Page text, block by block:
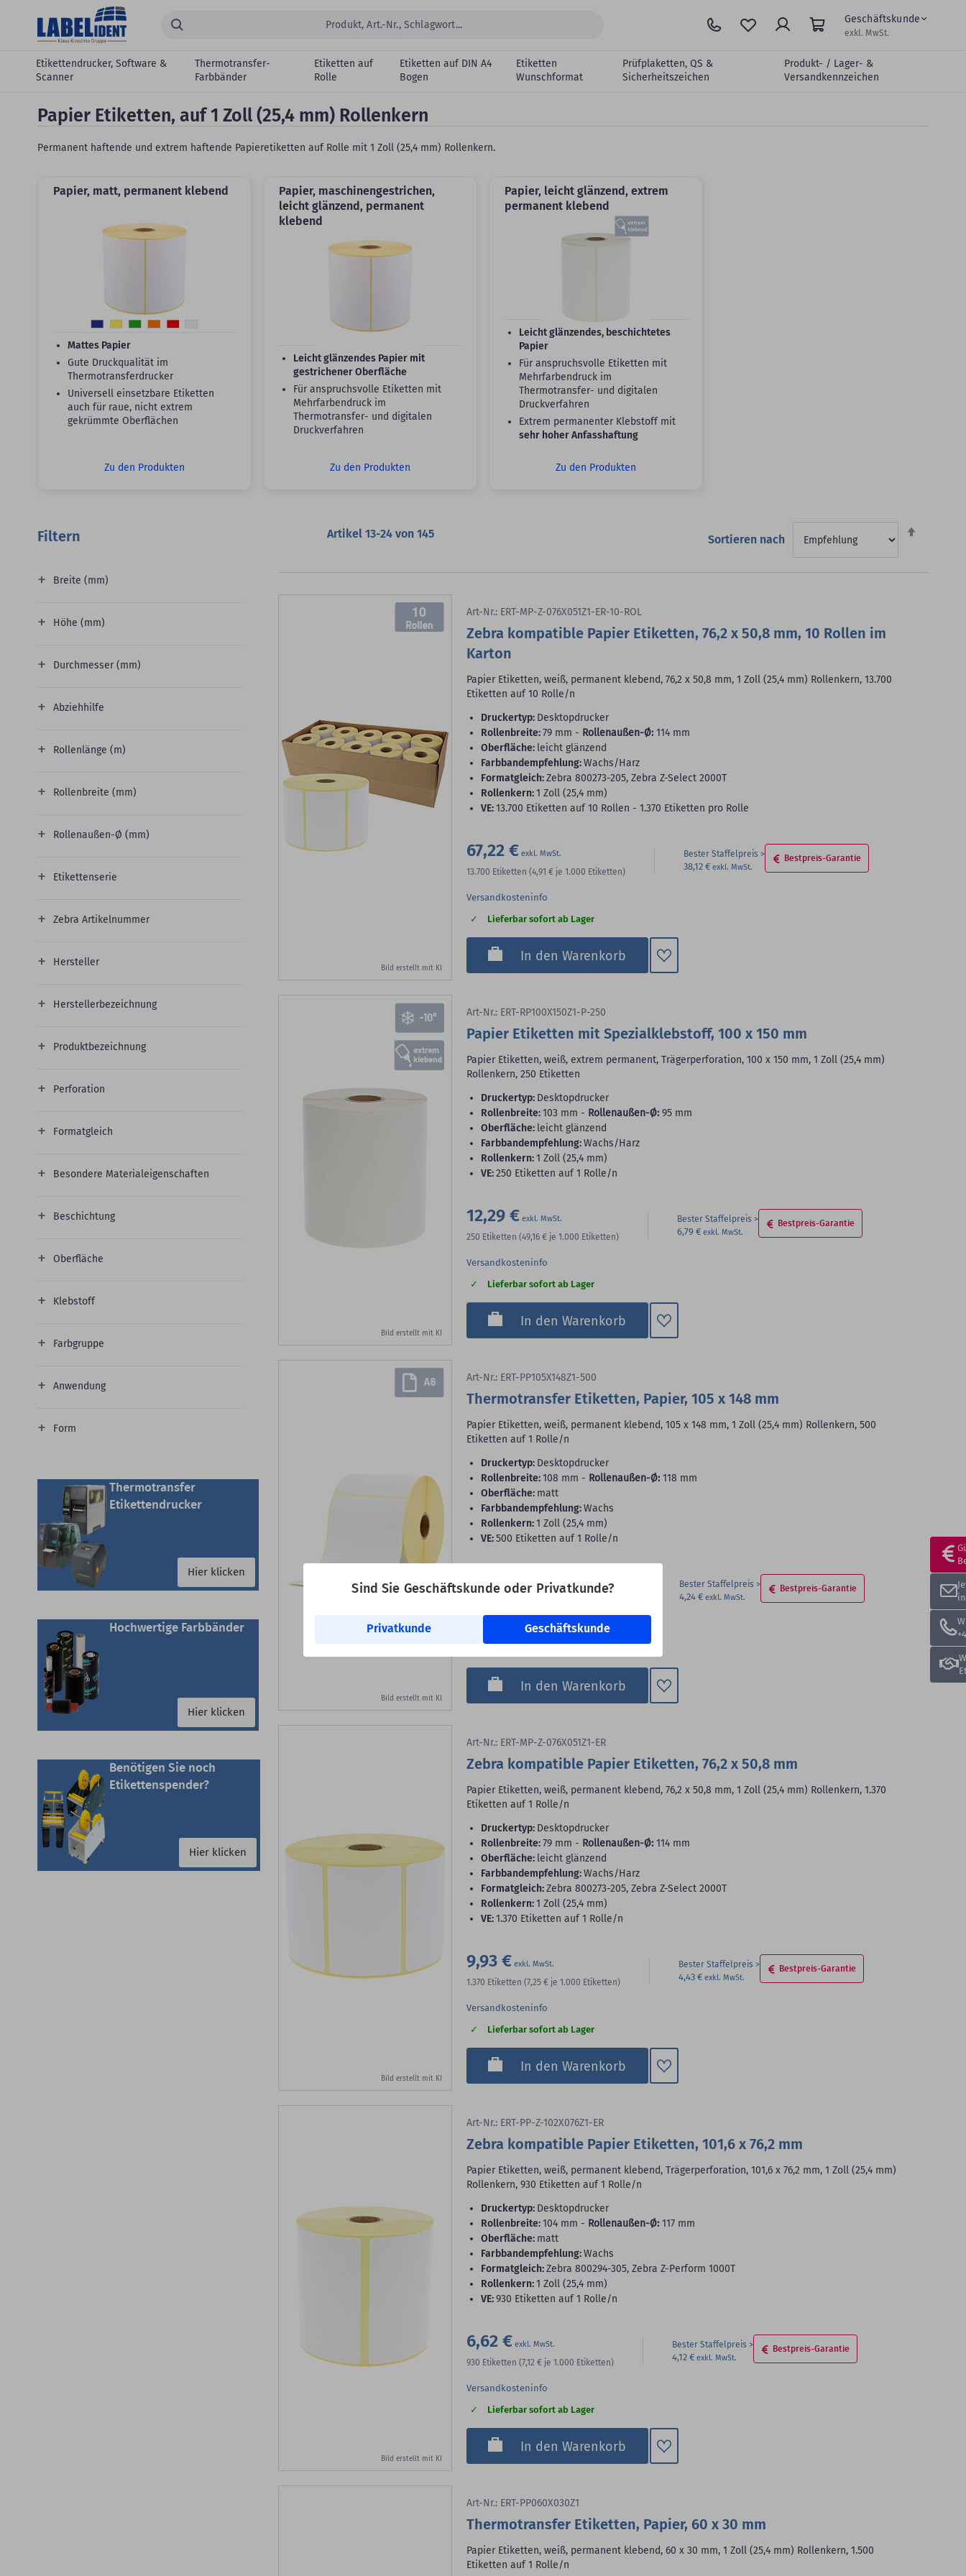
Sind Sie Geschäftskunde oder Privatkunde?
Privatkunde Geschäftskunde
Zum Hauptinhalt springen
Suchen...
Geschäftskunde
exkl. MwSt.
Etikettendrucker, Software &
Scanner
Thermotransfer-
Farbbänder
Etiketten auf
Rolle
Etiketten auf DIN A4
Bogen
Etiketten
Wunschformat
Prüfplaketten, QS &
Sicherheitszeichen
Produkt- / Lager- &
Versandkennzeichen
Papier Etiketten, auf 1 Zoll (25,4 mm) Rollenkern
Permanent haftende und extrem haftende Papieretiketten auf Rolle mit 1 Zoll (25,4 mm) Rollenkern.
Papier, matt, permanent klebend
Mattes Papier
Gute Druckqualität im
Thermotransferdrucker
Universell einsetzbare Etiketten
auch für raue, nicht extrem
gekrümmte Oberflächen
Zu den Produkten
Papier, maschinengestrichen,
leicht glänzend, permanent
klebend
Leicht glänzendes Papier mit
gestrichener Oberfläche
Für anspruchsvolle Etiketten mit
Mehrfarbendruck im
Thermotransfer- und digitalen
Druckverfahren
Zu den Produkten
Papier, leicht glänzend, extrem
permanent klebend
Leicht glänzendes, beschichtetes
Papier
Für anspruchsvolle Etiketten mit
Mehrfarbendruck im
Thermotransfer- und digitalen
Druckverfahren
Extrem permanenter Klebstoff mit
sehr hoher Anfasshaftung
Zu den Produkten
Artikel13-24 von145 Sortieren nach
10
Bild erstellt mit KI
Art-Nr.: ERT-MP-Z-076X051Z1-ER-10-ROL
Zebra kompatible Papier Etiketten, 76,2 x 50,8 mm, 10 Rollen im
Karton
Papier Etiketten, weiß, permanent klebend, 76,2 x 50,8 mm, 1 Zoll (25,4 mm) Rollenkern, 13.700
Etiketten auf 10 Rolle/n
Druckertyp: Desktopdrucker
Rollenbreite:79 mm - Rollenaußen-Ø:114 mm
Oberfläche: leicht glänzend
Farbbandempfehlung:Wachs/Harz
Formatgleich:Zebra 800273-205, Zebra Z-Select 2000T
Rollenkern:1 Zoll (25,4 mm)
VE:13.700 Etiketten auf 10 Rollen - 1.370 Etiketten pro Rolle
67,22 €
13.700 Etiketten (4,91 € je 1.000 Etiketten)
Bester Staffelpreis
38,12 €
Bestpreis-Garantie
Versandkosteninfo
Lieferbar sofort ab Lager
In den Warenkorb
Zum
Bild erstellt mit KI
Art-Nr.: ERT-RP100X150Z1-P-250
Papier Etiketten mit Spezialklebstoff, 100 x 150 mm
Papier Etiketten, weiß, extrem permanent, Trägerperforation, 100 x 150 mm, 1 Zoll (25,4 mm)
Rollenkern, 250 Etiketten
Druckertyp: Desktopdrucker
Rollenbreite:103 mm - Rollenaußen-Ø:95 mm
Oberfläche: leicht glänzend
Farbbandempfehlung:Wachs/Harz
Rollenkern:1 Zoll (25,4 mm)
VE:250 Etiketten auf 1 Rolle/n
12,29 €
250 Etiketten (49,16 € je 1.000 Etiketten)
Bester Staffelpreis
6,79 €
Bestpreis-Garantie
Versandkosteninfo
Lieferbar sofort ab Lager
In den Warenkorb
Zum
Bild erstellt mit KI
Art-Nr.: ERT-PP105X148Z1-500
Thermotransfer Etiketten, Papier, 105 x 148 mm
Papier Etiketten, weiß, permanent klebend, 105 x 148 mm, 1 Zoll (25,4 mm) Rollenkern, 500
Etiketten auf 1 Rolle/n
Druckertyp: Desktopdrucker
Rollenbreite:108 mm - Rollenaußen-Ø:118 mm
Oberfläche: matt
Farbbandempfehlung:Wachs
Rollenkern:1 Zoll (25,4 mm)
VE:500 Etiketten auf 1 Rolle/n
6,74 € Bester Staffelpreis
4,24 €
Bestpreis-Garantie
Versandkosteninfo
In den Warenkorb
Zum
Bild erstellt mit KI
Art-Nr.: ERT-MP-Z-076X051Z1-ER
Zebra kompatible Papier Etiketten, 76,2 x 50,8 mm
Papier Etiketten, weiß, permanent klebend, 76,2 x 50,8 mm, 1 Zoll (25,4 mm) Rollenkern, 1.370
Etiketten auf 1 Rolle/n
Druckertyp: Desktopdrucker
Rollenbreite:79 mm - Rollenaußen-Ø:114 mm
Oberfläche: leicht glänzend
Farbbandempfehlung:Wachs/Harz
Formatgleich:Zebra 800273-205, Zebra Z-Select 2000T
Rollenkern:1 Zoll (25,4 mm)
VE:1.370 Etiketten auf 1 Rolle/n
9,93 €
1.370 Etiketten (7,25 € je 1.000 Etiketten)
Bester Staffelpreis
4,43 €
Bestpreis-Garantie
Versandkosteninfo
Lieferbar sofort ab Lager
In den Warenkorb
Zum
Bild erstellt mit KI
Art-Nr.: ERT-PP-Z-102X076Z1-ER
Zebra kompatible Papier Etiketten, 101,6 x 76,2 mm
Papier Etiketten, weiß, permanent klebend, Trägerperforation, 101,6 x 76,2 mm, 1 Zoll (25,4 mm)
Rollenkern, 930 Etiketten auf 1 Rolle/n
Druckertyp: Desktopdrucker
Rollenbreite:104 mm - Rollenaußen-Ø:117 mm
Oberfläche: matt
Farbbandempfehlung:Wachs
Formatgleich:Zebra 800294-305, Zebra Z-Perform 1000T
Rollenkern:1 Zoll (25,4 mm)
VE:930 Etiketten auf 1 Rolle/n
6,62 €
930 Etiketten (7,12 € je 1.000 Etiketten)
Bester Staffelpreis
4,12 €
Bestpreis-Garantie
Versandkosteninfo
Lieferbar sofort ab Lager
In den Warenkorb
Zum
Art-Nr.: ERT-PP060X030Z1
Thermotransfer Etiketten, Papier, 60 x 30 mm
Papier Etiketten, weiß, permanent klebend, 60 x 30 mm, 1 Zoll (25,4 mm) Rollenkern, 1.500
Etiketten auf 1 Rolle/n
Filtern
Breite (mm)
Höhe (mm)
Durchmesser (mm)
Abziehhilfe
Rollenlänge (m)
Rollenbreite (mm)
Rollenaußen-Ø (mm)
Etikettenserie
Zebra Artikelnummer
Hersteller
Herstellerbezeichnung
Produktbezeichnung
Perforation
Formatgleich
Besondere Materialeigenschaften
Beschichtung
Oberfläche
Klebstoff
Farbgruppe
Anwendung
Form
Thermotransfer
Etikettendrucker
Hier klicken
Hochwertige Farbbänder
Hier klicken
Benötigen Sie noch
Etikettenspender?
Hier klicken